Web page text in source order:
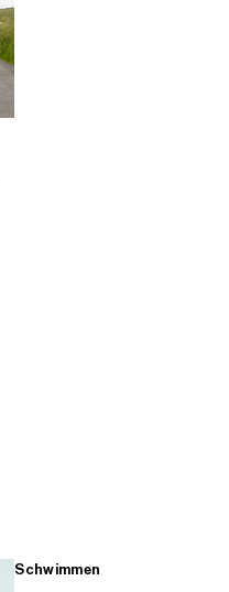
Schwimmen
MÄNNER KAUFEN